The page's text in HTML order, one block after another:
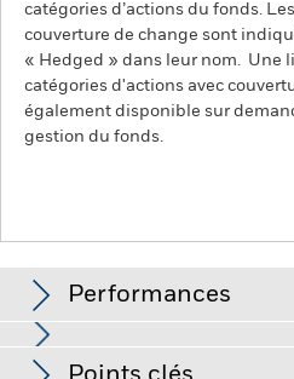
catégories d’actions du fonds.
couverture de change sont
« Hedged » dans leur nom. Une
catégories d'actions avec
également disponible sur
gestion du fonds.
Performances